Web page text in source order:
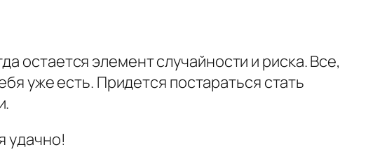
остается элемент случайности и риска. Все,
уже есть. Придется постараться стать
удачно!